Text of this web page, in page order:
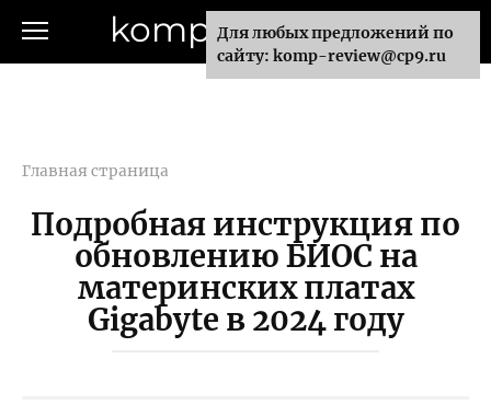
контенту
komp-review.ru
Главная страница
Подробная инструкция по
обновлению БИОС на
материнских платах
Gigabyte в 2024 году
Для любых предложений по
сайту: komp-review@cp9.ru